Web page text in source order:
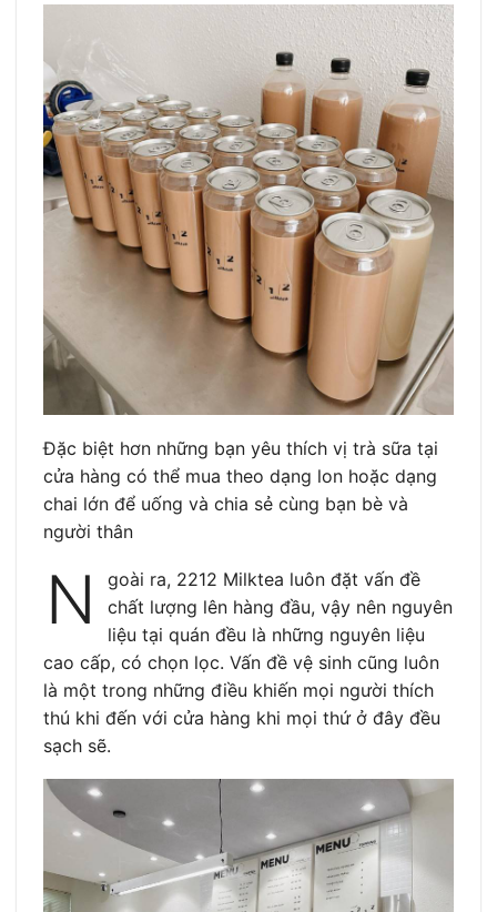
Đặc biệt hơn những bạn yêu thích vị trà sữa tại
cửa hàng có thể mua theo dạng lon hoặc dạng
chai lớn để uống và chia sẻ cùng bạn bè và
người thân
N
goài ra, 2212 Milktea luôn đặt vấn đề
chất lượng lên hàng đầu, vậy nên nguyên
liệu tại quán đều là những nguyên liệu
cao cấp, có chọn lọc. Vấn đề vệ sinh cũng luôn
là một trong những điều khiến mọi người thích
thú khi đến với cửa hàng khi mọi thứ ở đây đều
sạch sẽ.